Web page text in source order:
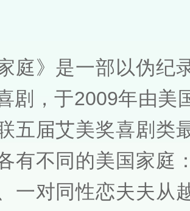
庭》是一部以伪纪
剧，于2009年由美
五届艾美奖喜剧类
有不同的美国家庭
一对同性恋夫夫从